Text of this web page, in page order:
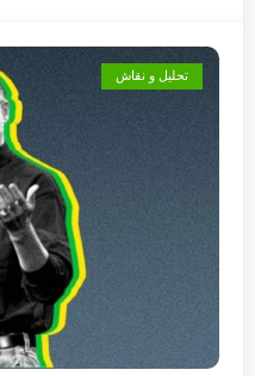
تحليل و نقاش